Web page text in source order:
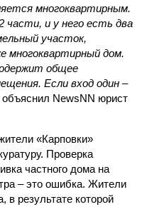
многоквартирным.
части, и у него есть два
участок,
многоквартирный дом.
общее
Если вход один –
объяснил NewsNN юрист
«Карповки»
Проверка
частного дома на
– это ошибка. Жители
в результате которой